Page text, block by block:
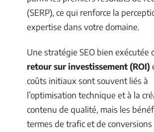
(SERP), ce qui renforce la
expertise dans votre domaine.
Une stratégie SEO bien exécutée
retour sur investissement (ROI)
coûts initiaux sont souvent liés à
l’optimisation technique et à la
contenu de qualité, mais les
termes de trafic et de